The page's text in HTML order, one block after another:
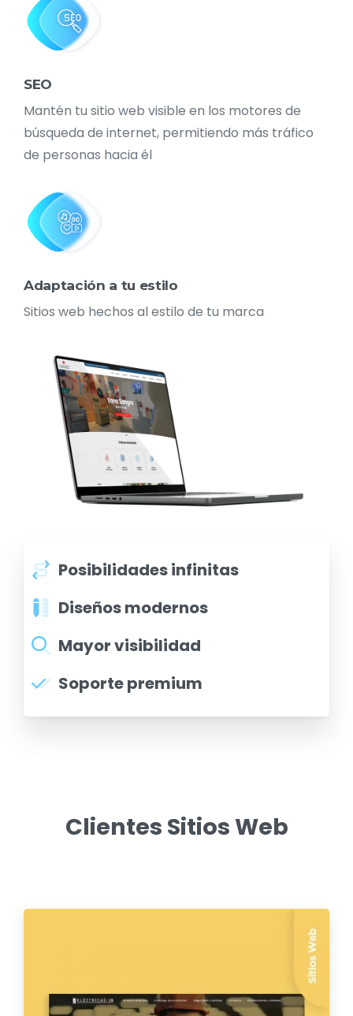
Posibilidades infinitas
Diseños modernos
Mayor visibilidad
Soporte premium
SEO
Mantén tu sitio web visible en los motores de
búsqueda de internet, permitiendo más tráfico
de personas hacia él
Adaptación a tu estilo
Sitios web hechos al estilo de tu marca
Clientes SitiosWeb